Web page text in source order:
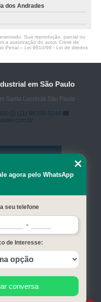
dos Andrades
Sua reprodução, parcial ou
a autorização do autor. Crime de
Penal – Lei 9610/98 - Lei de direitos
em São Paulo
Santa Lucrécia São Paulo -
(11) 96358-0246
agora pelo WhatsApp
seu telefone
de Interesse:
conversa